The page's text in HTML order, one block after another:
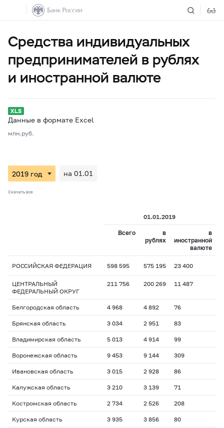
Средства индивидуальных
предпринимателей в рублях
и иностранной валюте
Данные в формате Excel
млн.руб.
на 01.01
Скачать все
01.01.2019
Всего
в
рублях
в
иностранной
валюте
РОССИЙСКАЯ ФЕДЕРАЦИЯ 598 595 575 195 23 400
ЦЕНТРАЛЬНЫЙ
ФЕДЕРАЛЬНЫЙ ОКРУГ
211 756 200 269 11 487
Белгородская область 4 968 4 892 76
Брянская область 3 034 2 951 83
Владимирская область 5 013 4 914 99
Воронежская область 9 453 9 144 309
Ивановская область 3 015 2 928 86
Калужская область 3 210 3 139 71
Костромская область 2 734 2 526 208
Курская область 3 935 3 856 80